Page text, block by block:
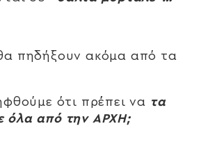
πηδήξουν ακόμα από τα
ότι πρέπει να τα
όλα από την ΑΡΧΗ;